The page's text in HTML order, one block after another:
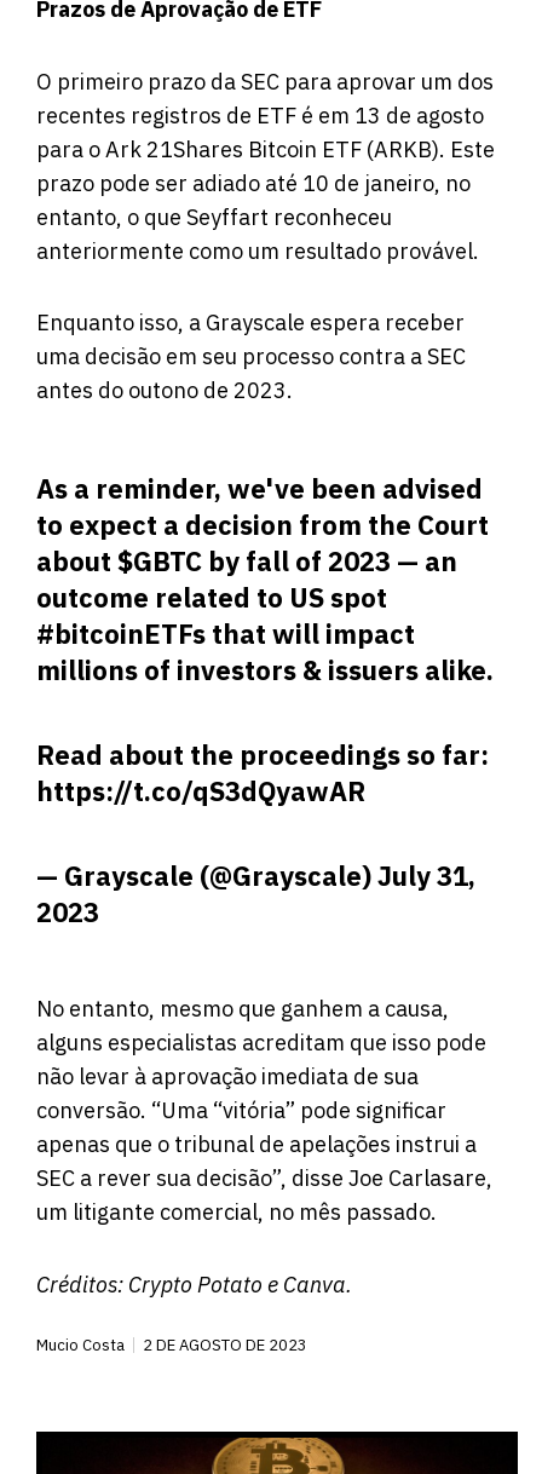
Prazos de Aprovação de ETF
O primeiro prazo da SEC para aprovar um dos
recentes registros de ETF é em 13 de agosto
para o Ark 21Shares Bitcoin ETF (ARKB). Este
prazo pode ser adiado até 10 de janeiro, no
entanto, o que Seyffart reconheceu
anteriormente como um resultado provável.
Enquanto isso, a Grayscale espera receber
uma decisão em seu processo contra a SEC
antes do outono de 2023.
As a reminder, we've been advised
to expect a decision from the Court
about $GBTC by fall of 2023 — an
outcome related to US spot
#bitcoinETFs that will impact
millions of investors & issuers alike.
Read about the proceedings so far:
https://t.co/qS3dQyawAR
— Grayscale (@Grayscale)July 31,
2023
No entanto, mesmo que ganhem a causa,
alguns especialistas acreditam que isso pode
não levar à aprovação imediata de sua
conversão. “Uma “vitória” pode significar
apenas que o tribunal de apelações instrui a
SEC a rever sua decisão”, disse Joe Carlasare,
um litigante comercial, no mês passado.
Créditos: Crypto Potato e Canva.
Mucio Costa 2 DE AGOSTO DE 2023